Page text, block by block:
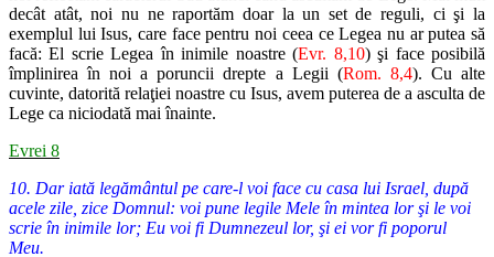
decât atât, noi nu ne raportăm doar la un set de reguli, ci şi la
exemplul lui Isus, care face pentru noi ceea ce Legea nu ar putea să
facă: El scrie Legea în inimile noastre (Evr. 8,10) şi face posibilă
împlinirea în noi a poruncii drepte a Legii (Rom. 8,4). Cu alte
cuvinte, datorită relaţiei noastre cu Isus, avem puterea de a asculta de
Lege ca niciodată mai înainte.
Evrei 8
10. Dar iată legământul pe care-l voi face cu casa lui Israel, după
acele zile, zice Domnul: voi pune legile Mele în mintea lor şi le voi
scrie în inimile lor; Eu voi fi Dumnezeul lor, şi ei vor fi poporul
Meu.